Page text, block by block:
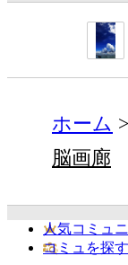
ホーム
脳画廊
人気コミュ
コミュを探す